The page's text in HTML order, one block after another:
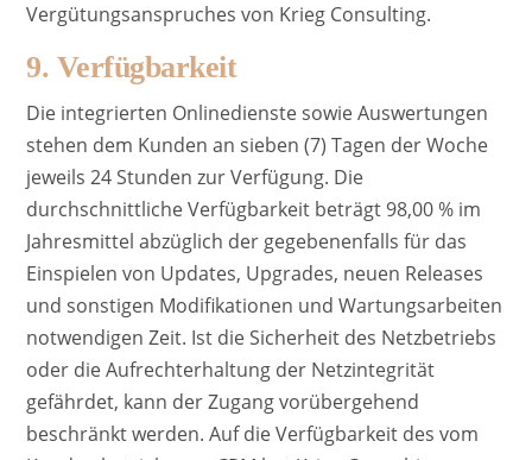
Vergütungsanspruches von Krieg Consulting.
9. Verfügbarkeit
Die integrierten Onlinedienste sowie Auswertungen
stehen dem Kunden an sieben (7) Tagen der Woche
jeweils 24 Stunden zur Verfügung. Die
durchschnittliche Verfügbarkeit beträgt 98,00 % im
Jahresmittel abzüglich der gegebenenfalls für das
Einspielen von Updates, Upgrades, neuen Releases
und sonstigen Modifikationen und Wartungsarbeiten
notwendigen Zeit. Ist die Sicherheit des Netzbetriebs
oder die Aufrechterhaltung der Netzintegrität
gefährdet, kann der Zugang vorübergehend
beschränkt werden. Auf die Verfügbarkeit des vom